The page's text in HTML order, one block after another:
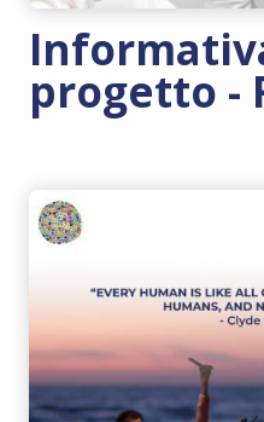
progetto -